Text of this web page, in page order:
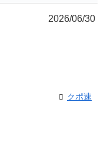
2026/06/30
クポ速